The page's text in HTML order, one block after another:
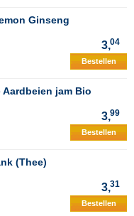
Ginseng
3,04
Bestellen
jam Bio
3,99
Bestellen
(Thee)
3,31
Bestellen